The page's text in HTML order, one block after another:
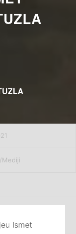
Mediji
Ismet